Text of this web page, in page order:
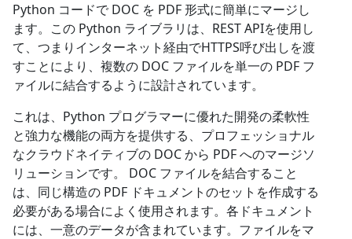
Python コードで DOC を PDF 形式に簡単にマージし
ます。この Python ライブラリは、REST APIを使用し
て、つまりインターネット経由でHTTPS呼び出しを渡
すことにより、複数の DOC ファイルを単一の PDF フ
ァイルに結合するように設計されています。
これは、Python プログラマーに優れた開発の柔軟性
と強力な機能の両方を提供する、プロフェッショナル
なクラウドネイティブの DOC から PDF へのマージソ
リューションです。 DOC ファイルを結合すること
は、同じ構造の PDF ドキュメントのセットを作成する
必要がある場合によく使用されます。各ドキュメント
には、一意のデータが含まれています。ファイルをマ